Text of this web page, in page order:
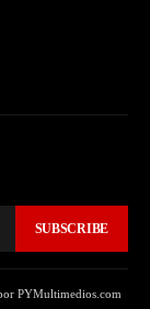
SUBSCRIBE
PYMultimedios.com